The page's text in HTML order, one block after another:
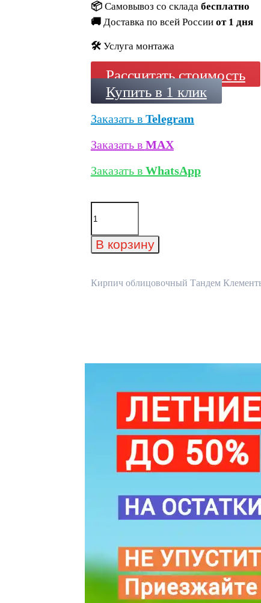
📦 Самовывоз со склада бесплатно
🚚 Доставка по всей России от 1 дня
🛠️ Услуга монтажа
Рассчитать стоимость
Купить в 1 клик
Заказать в Telegram
Заказать в MAX
Заказать в WhatsApp
Количество
товара
облицовочный
Тандем
мм
В корзину
Кирпич облицовочный Тандем